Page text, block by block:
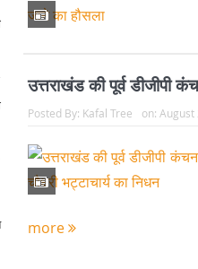
उत्तराखंड की पूर्व डीजीपी
Posted By: Kafal Tree on: August
more